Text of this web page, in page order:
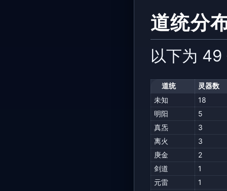
道统分
以下为 49
道统 灵器数
未知
18
明阳
5
真炁
3
离火
3
庚金
2
剑道
1
元雷
1